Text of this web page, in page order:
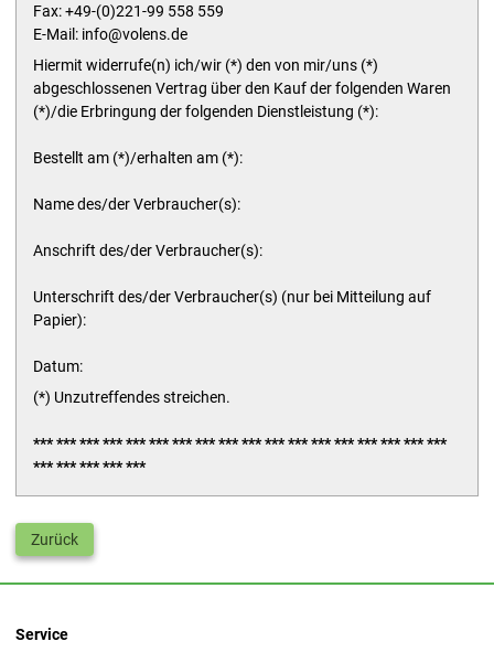
Fax: +49-(0)221-99 558 559
E-Mail: info@volens.de
Hiermit widerrufe(n) ich/wir (*) den von mir/uns (*)
abgeschlossenen Vertrag über den Kauf der folgenden Waren
(*)/die Erbringung der folgenden Dienstleistung (*):
Bestellt am (*)/erhalten am (*):
Name des/der Verbraucher(s):
Anschrift des/der Verbraucher(s):
Unterschrift des/der Verbraucher(s) (nur bei Mitteilung auf
Papier):
Datum:
(*) Unzutreffendes streichen.
*** *** *** *** *** *** *** *** *** *** *** *** *** *** *** *** *** ***
*** *** *** *** ***
Zurück
Service